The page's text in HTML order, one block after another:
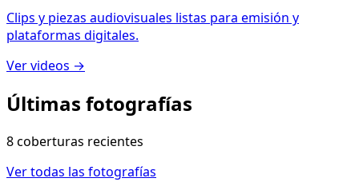
Clips y piezas audiovisuales listas para emisión y
plataformas digitales.
Ver videos →
Últimas fotografías
8 coberturas recientes
Ver todas las fotografías